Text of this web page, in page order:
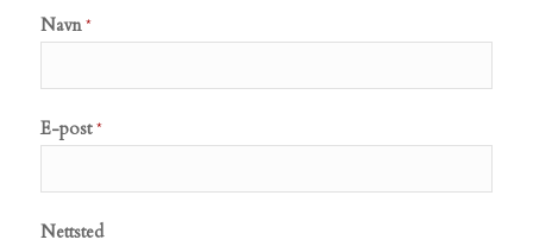
Navn*
E-post*
Nettsted